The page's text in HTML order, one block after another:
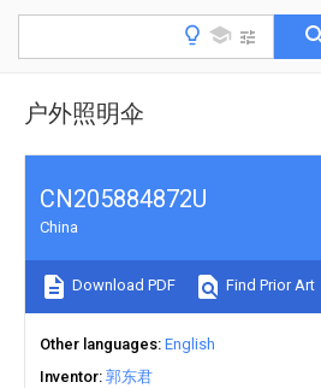
户外照明伞
CN205884872U
China
Download PDF Find Prior Art
Other languages English
Inventor 郭东君